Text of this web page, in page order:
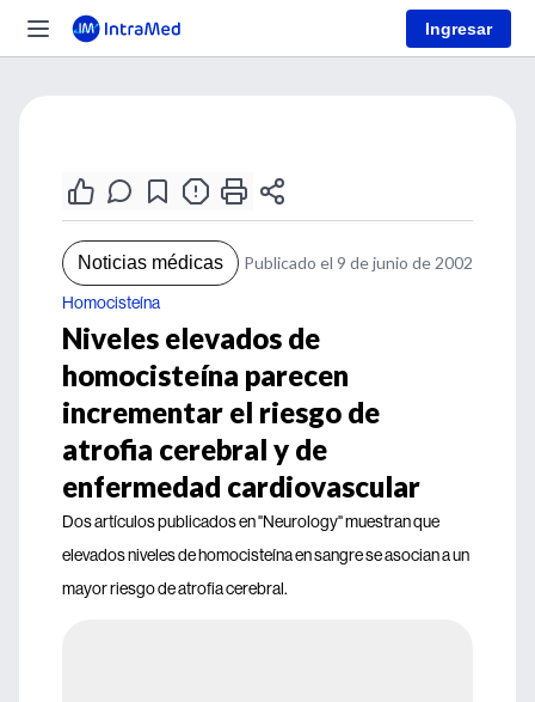
Ingresar
Noticias médicas Publicado el 9 de junio de 2002
Homocisteína
Niveles elevados de
homocisteína parecen
incrementar el riesgo de
atrofia cerebral y de
enfermedad cardiovascular
Dos artículos publicados en "Neurology" muestran que
elevados niveles de homocisteína en sangre se asocian a un
mayor riesgo de atrofia cerebral.